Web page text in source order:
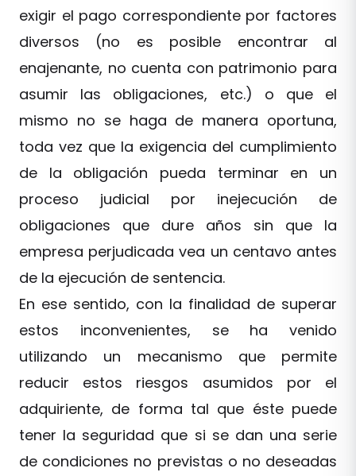
exigir el pago correspondiente por factores
diversos (no es posible encontrar al
enajenante, no cuenta con patrimonio para
asumir las obligaciones, etc.) o que el
mismo no se haga de manera oportuna,
toda vez que la exigencia del cumplimiento
de la obligación pueda terminar en un
proceso judicial por inejecución de
obligaciones que dure años sin que la
empresa perjudicada vea un centavo antes
de la ejecución de sentencia.
En ese sentido, con la finalidad de superar
estos inconvenientes, se ha venido
utilizando un mecanismo que permite
reducir estos riesgos asumidos por el
adquiriente, de forma tal que éste puede
tener la seguridad que si se dan una serie
de condiciones no previstas o no deseadas